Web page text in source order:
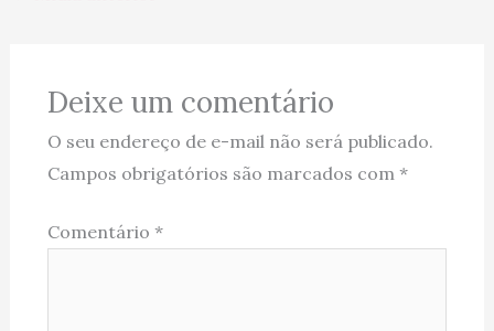
Deixe um comentário
O seu endereço de e-mail não será publicado.
Campos obrigatórios são marcados com *
Comentário *